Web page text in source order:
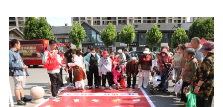
记者之家
品牌栏目
文化文艺
精品生产 文化惠民
文化传承
文化交流
体制改革
文化产业
紫金文化艺术节
品牌活动 紫艺舞台